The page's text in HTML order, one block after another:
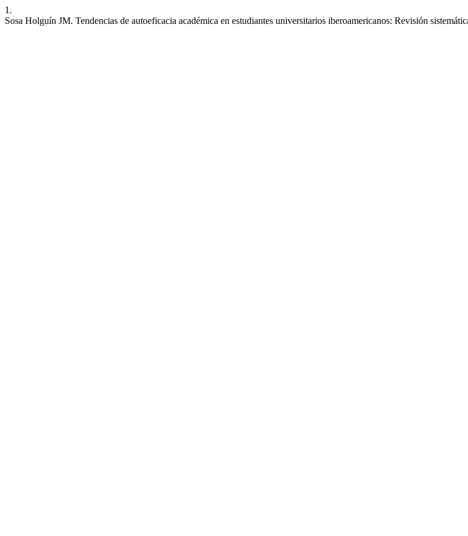
1.
Sosa Holguín JM. Tendencias de autoeficacia académica en estudiantes universitarios iberoamericanos: Revisión